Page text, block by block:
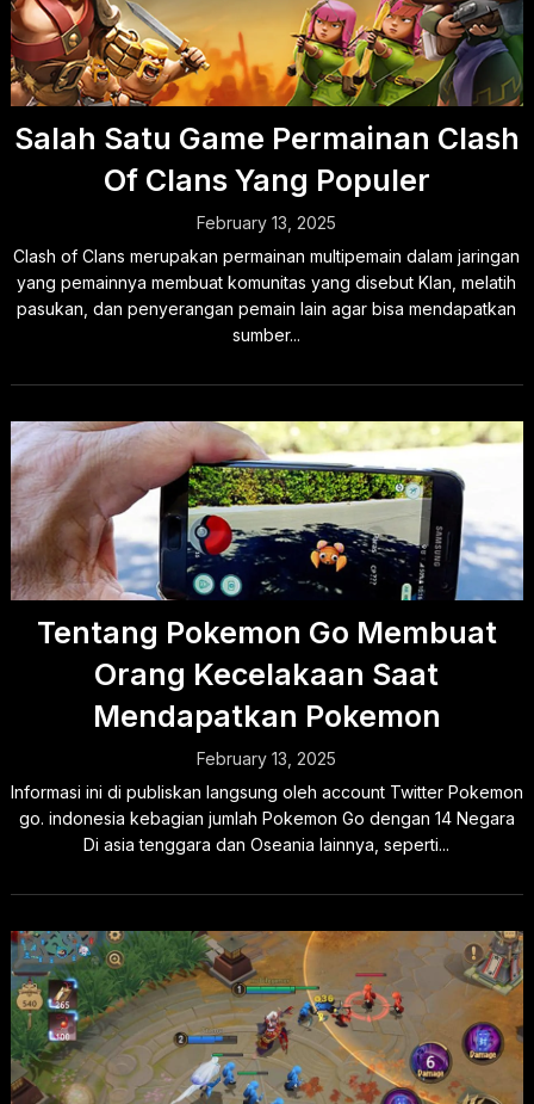
Salah Satu Game Permainan Clash
Of Clans Yang Populer
February 13, 2025
Clash of Clans merupakan permainan multipemain dalam jaringan
yang pemainnya membuat komunitas yang disebut Klan, melatih
pasukan, dan penyerangan pemain lain agar bisa mendapatkan
sumber...
Tentang Pokemon Go Membuat
Orang Kecelakaan Saat
Mendapatkan Pokemon
February 13, 2025
Informasi ini di publiskan langsung oleh account Twitter Pokemon
go. indonesia kebagian jumlah Pokemon Go dengan 14 Negara
Di asia tenggara dan Oseania lainnya, seperti...